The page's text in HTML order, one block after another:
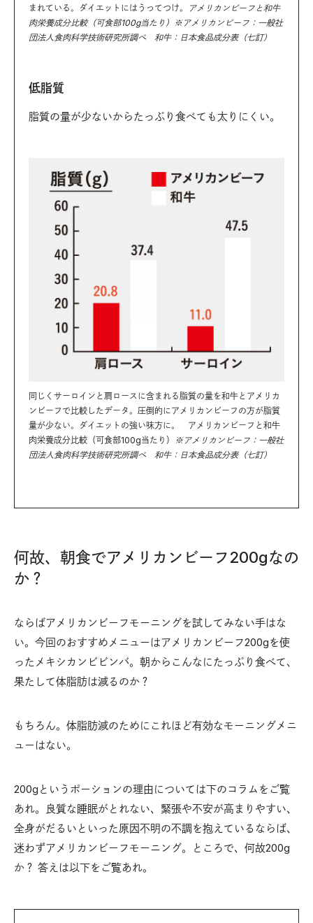
まれている。ダイエットにはうってつけ。
アメリカンビーフと和牛
肉栄養成分比較（可食部100g当たり）※アメリカンビーフ：一般社
団法人食肉科学技術研究所調べ 和牛：日本食品成分表（七訂）
低脂質
脂質の量が少ないからたっぷり食べても太りにくい。
同じくサーロインと肩ロースに含まれる脂質の量を和牛とアメリカ
ンビーフで比較したデータ。圧倒的にアメリカンビーフの方が脂質
量が少ない。ダイエットの強い味方に。 アメリカンビーフと和牛
肉栄養成分比較（可食部100g当たり） ※アメリカンビーフ：一般社
団法人食肉科学技術研究所調べ 和牛：日本食品成分表（七訂）
何故、朝食でアメリカンビーフ200gなの
か？
ならばアメリカンビーフモーニングを試してみない手はな
い。今回のおすすめメニューはアメリカンビーフ200gを使
ったメキシカンビビンバ。朝からこんなにたっぷり食べて、
果たして体脂肪は減るのか？
もちろん。体脂肪減のためにこれほど有効なモーニングメニ
ューはない。
200gというポーションの理由については下のコラムをご覧
あれ。良質な睡眠がとれない、緊張や不安が高まりやすい、
全身がだるいといった原因不明の不調を抱えているならば、
迷わずアメリカンビーフモーニング。ところで、何故200g
か？ 答えは以下をご覧あれ。